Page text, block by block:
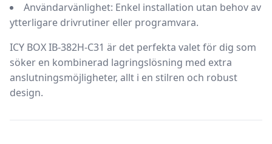
Användarvänlighet: Enkel installation utan behov av
ytterligare drivrutiner eller programvara.
ICY BOX IB-382H-C31 är det perfekta valet för dig som
söker en kombinerad lagringslösning med extra
anslutningsmöjligheter, allt i en stilren och robust
design.